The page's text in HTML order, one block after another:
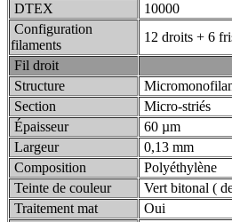
DTEX
10000
Configuration
filaments
12 droits + 6
Fil droit
Structure
Section
Micro-striés
Épaisseur
60 µm
Largeur
0,13 mm
Composition
Polyéthylène
Teinte de couleur
Vert bitonal (
Traitement mat
Oui